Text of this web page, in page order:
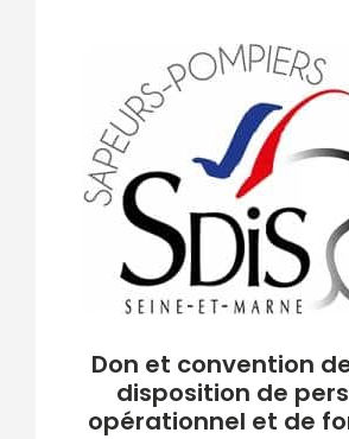
Don et convention
disposition de
opérationnel et de